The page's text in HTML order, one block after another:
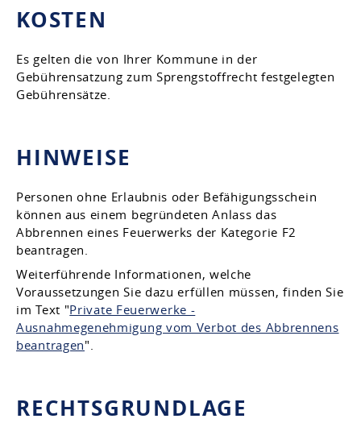
KOSTEN
Es gelten die von Ihrer Kommune in der
Gebührensatzung zum Sprengstoffrecht festgelegten
Gebührensätze.
HINWEISE
Personen ohne Erlaubnis oder Befähigungsschein
können aus einem begründeten Anlass das
Abbrennen eines Feuerwerks der Kategorie F2
beantragen.
Weiterführende Informationen, welche
Voraussetzungen Sie dazu erfüllen müssen, finden Sie
im Text "Private Feuerwerke -
Ausnahmegenehmigung vom Verbot des Abbrennens
beantragen".
RECHTSGRUNDLAGE